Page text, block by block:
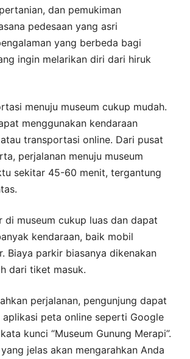
dan pemukiman
pedesaan yang asri
yang berbeda bagi
ingin melarikan diri dari hiruk
menuju museum cukup mudah.
menggunakan kendaraan
transportasi online. Dari pusat
perjalanan menuju museum
sekitar 45-60 menit, tergantung
di museum cukup luas dan dapat
kendaraan, baik mobil
Biaya parkir biasanya dikenakan
dari tiket masuk.
perjalanan, pengunjung dapat
aplikasi peta online seperti Google
kunci “Museum Gunung Merapi”.
jelas akan mengarahkan Anda